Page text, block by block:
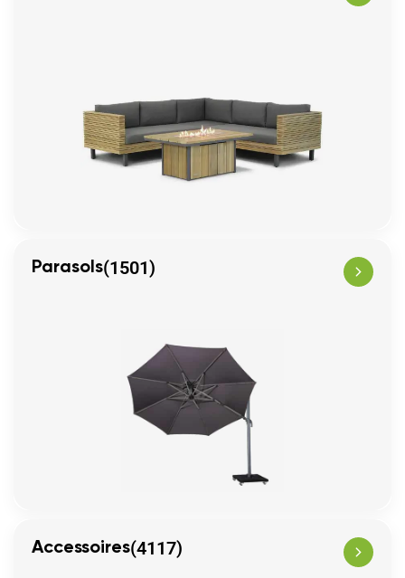
Parasols(1501)
Accessoires(4117)